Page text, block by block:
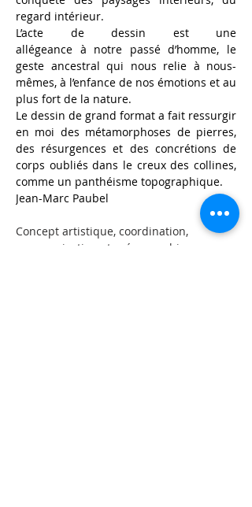
regard intérieur.
L’acte de dessin est une
allégeance à notre passé d’homme, le
geste ancestral qui nous relie à nous-
mêmes, à l’enfance de nos émotions et au
plus fort de la nature.
Le dessin de grand format a fait ressurgir
en moi des métamorphoses de pierres,
des résurgences et des concrétions de
corps oubliés dans le creux des collines,
comme un panthéisme topographique.
Jean-Marc Paubel
Concept artistique, coordination,
communication et scénographie